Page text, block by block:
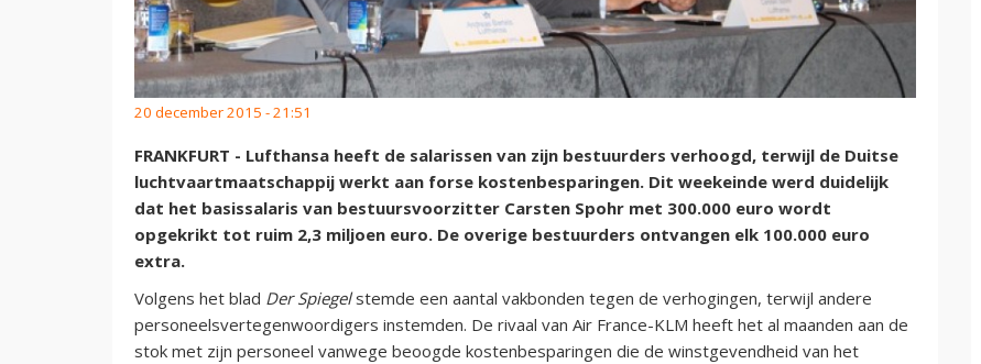
20 december 2015 - 21:51
FRANKFURT - Lufthansa heeft de salarissen van zijn bestuurders verhoogd, terwijl de Duitse
luchtvaartmaatschappij werkt aan forse kostenbesparingen. Dit weekeinde werd duidelijk
dat het basissalaris van bestuursvoorzitter Carsten Spohr met 300.000 euro wordt
opgekrikt tot ruim 2,3 miljoen euro. De overige bestuurders ontvangen elk 100.000 euro
extra.
Volgens het blad Der Spiegelstemde een aantal vakbonden tegen de verhogingen, terwijl andere
personeelsvertegenwoordigers instemden. De rivaal van Air France-KLM heeft het al maanden aan de
stok met zijn personeel vanwege beoogde kostenbesparingen die de winstgevendheid van het